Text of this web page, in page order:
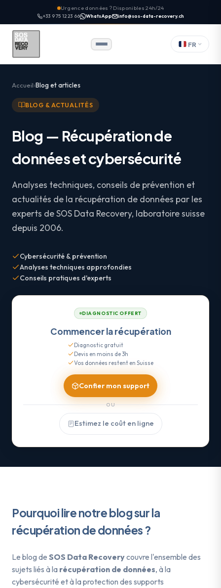
Urgence données ? Disponibles 24h/24
+33 9 75 12 23 66 WhatsApp info@sos-data-recovery.ch
FR
Accueil Blog et articles
BLOG & ACTUALITÉS
Blog — Récupération de
données et cybersécurité
Analyses techniques, conseils de prévention et
actualités de la récupération de données par les
experts de SOS Data Recovery, laboratoire suisse
depuis 2006.
Cybersécurité & prévention
Analyses techniques approfondies
Conseils pratiques d'experts
DIAGNOSTIC OFFERT
Commencer la récupération
Diagnostic gratuit
Devis en moins de 3h
Vos données restent en Suisse
Confier mon support
OU
Estimez le coût en ligne
Pourquoi lire notre blog sur la
récupération de données ?
Le blog de SOS Data Recoverycouvre l'ensemble des
sujets liés à la récupération de données, à la
cybersécurité et à la protection des supports